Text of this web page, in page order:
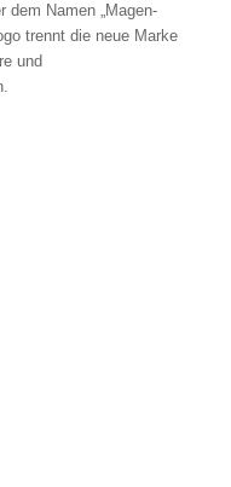
dem Namen „Magen-
trennt die neue Marke
und